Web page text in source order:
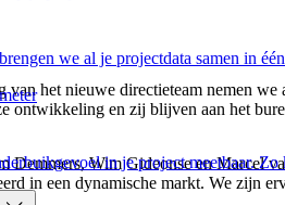
we al je projectdata samen in
in je project meetbaar.
van het nieuwe directieteam nemen
ontwikkeling en zij blijven aan het
Demmers, Wim Gideonse en Marcel
in een dynamische markt. We zijn